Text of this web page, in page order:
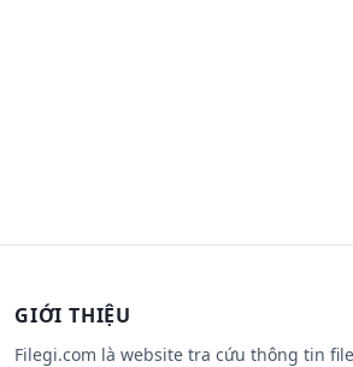
GIỚI THIỆU
Filegi.com là website tra cứu thông tin